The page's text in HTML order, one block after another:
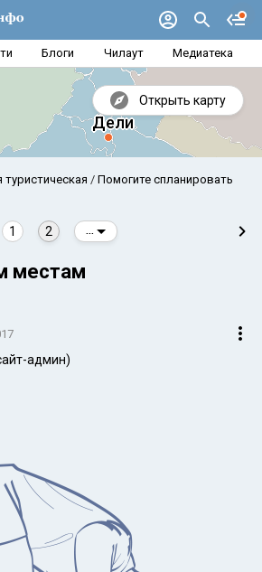
Блоги Чилаут Медиатека
Открыть карту
Индийский океан
туристическая
Помогите спланировать
1 2
местам
админ)